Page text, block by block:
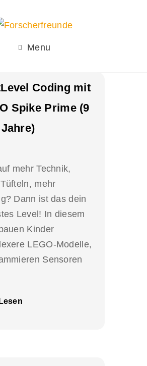
Menu
Coding mit
Spike Prime (9
mehr Technik,
mehr
Dann ist das dein
Level! In diesem
Kinder
LEGO-Modelle,
Sensoren